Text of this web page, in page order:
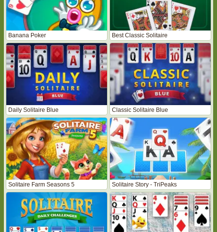
Banana Poker Best Classic Solitaire
Daily Solitaire Blue Classic Solitaire Blue
Solitaire Farm Seasons 5 Solitaire Story - TriPeaks